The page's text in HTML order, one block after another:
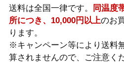
送料は全国一律です。
同温度
所につき、10,000円以上のお
ります。
※キャンペーン等により送料
算されませんので、ご注意く